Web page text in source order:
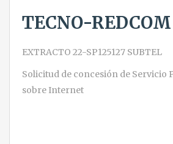
TECNO-
EXTRACTO 22-SP125127 SUBTEL
Solicitud de concesión de Servicio
sobre Internet